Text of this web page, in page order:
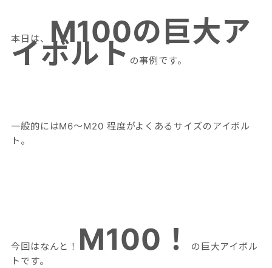
本日は、 M100の巨大ア
イボルト の事例です。
一般的にはM6～M20 程度がよくあるサイズのアイボル
ト。
今回はなんと！ M100！
の巨大アイボル
トです。